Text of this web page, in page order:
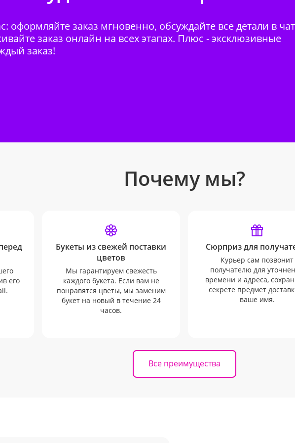
оформляйте заказ мгновенно, обсуждайте все детали в
заказ онлайн на всех этапах. Плюс - эксклюзивные
заказ!
Почему мы?
его
Букеты из свежей поставки
цветов
Мы гарантируем свежесть
каждого букета. Если вам не
понравятся цветы, мы заменим
букет на новый в течение 24
часов.
Сюрприз для
Курьер сам позвонит
получателю для
времени и адреса,
секрете предмет
ваше имя.
Все преимущества